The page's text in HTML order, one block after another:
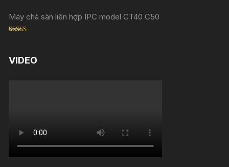
Máy chà sàn liên hợp IPC model CT40 C50
VIDEO